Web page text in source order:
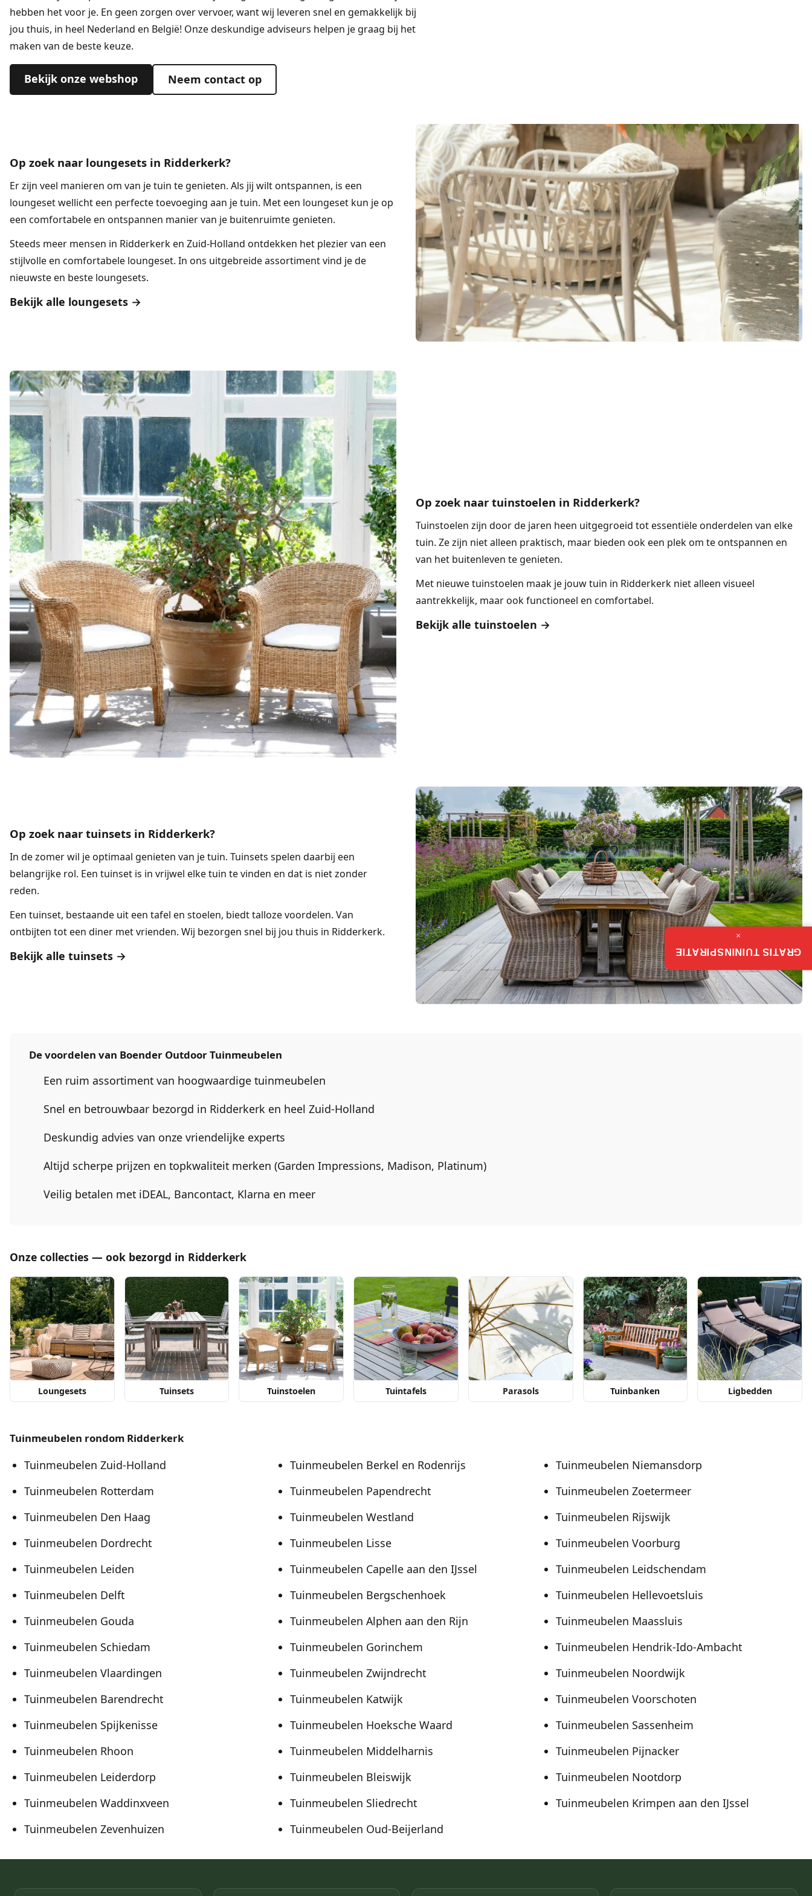
hebben het voor je. En geen zorgen over vervoer, want wij leveren snel en gemakkelijk bij
jou thuis, in heel Nederland en België! Onze deskundige adviseurs helpen je graag bij het
maken van de beste keuze.
Bekijk onze webshop Neem contact op
Op zoek naar loungesets in Ridderkerk?
Er zijn veel manieren om van je tuin te genieten. Als jij wilt ontspannen, is een
loungesetwellicht een perfecte toevoeging aan je tuin. Met een loungeset kun je op
een comfortabele en ontspannen manier van je buitenruimte genieten.
Steeds meer mensen in Ridderkerk en Zuid-Holland ontdekken het plezier van een
stijlvolle en comfortabele loungeset. In ons uitgebreide assortiment vind je de
nieuwste en beste loungesets.
Bekijk alle loungesets →
Op zoek naar tuinstoelen in Ridderkerk?
Tuinstoelen zijn door de jaren heen uitgegroeid tot essentiële onderdelen van elke
tuin. Ze zijn niet alleen praktisch, maar bieden ook een plek om te ontspannen en
van het buitenleven te genieten.
Met nieuwe tuinstoelen maak je jouw tuin in Ridderkerk niet alleen visueel
aantrekkelijk, maar ook functioneel en comfortabel.
Bekijk alle tuinstoelen →
Op zoek naar tuinsets in Ridderkerk?
In de zomer wil je optimaal genieten van je tuin. Tuinsets spelen daarbij een
belangrijke rol. Een tuinset is in vrijwel elke tuin te vinden en dat is niet zonder
reden.
Een tuinset, bestaande uit een tafel en stoelen, biedt talloze voordelen. Van
ontbijten tot een diner met vrienden. Wij bezorgen snel bij jou thuis in Ridderkerk.
Bekijk alle tuinsets →
De voordelen van Boender Outdoor Tuinmeubelen
Een ruim assortiment van hoogwaardige tuinmeubelen
Snel en betrouwbaar bezorgd in Ridderkerk en heel Zuid-Holland
Deskundig advies van onze vriendelijke experts
Altijd scherpe prijzen en topkwaliteit merken (Garden Impressions, Madison, Platinum)
Veilig betalen met iDEAL, Bancontact, Klarna en meer
Onze collecties — ook bezorgd in Ridderkerk
Loungesets Tuinsets Tuinstoelen Tuintafels Parasols Tuinbanken Ligbedden
Tuinmeubelen rondom Ridderkerk
Tuinmeubelen Zuid-Holland
Tuinmeubelen Rotterdam
Tuinmeubelen Den Haag
Tuinmeubelen Dordrecht
Tuinmeubelen Leiden
Tuinmeubelen Delft
Tuinmeubelen Gouda
Tuinmeubelen Schiedam
Tuinmeubelen Vlaardingen
Tuinmeubelen Barendrecht
Tuinmeubelen Spijkenisse
Tuinmeubelen Rhoon
Tuinmeubelen Leiderdorp
Tuinmeubelen Waddinxveen
Tuinmeubelen Zevenhuizen
Tuinmeubelen Berkel en Rodenrijs
Tuinmeubelen Papendrecht
Tuinmeubelen Westland
Tuinmeubelen Lisse
Tuinmeubelen Capelle aan den IJssel
Tuinmeubelen Bergschenhoek
Tuinmeubelen Alphen aan den Rijn
Tuinmeubelen Gorinchem
Tuinmeubelen Zwijndrecht
Tuinmeubelen Katwijk
Tuinmeubelen Hoeksche Waard
Tuinmeubelen Middelharnis
Tuinmeubelen Bleiswijk
Tuinmeubelen Sliedrecht
Tuinmeubelen Oud-Beijerland
Tuinmeubelen Niemansdorp
Tuinmeubelen Zoetermeer
Tuinmeubelen Rijswijk
Tuinmeubelen Voorburg
Tuinmeubelen Leidschendam
Tuinmeubelen Hellevoetsluis
Tuinmeubelen Maassluis
Tuinmeubelen Hendrik-Ido-Ambacht
Tuinmeubelen Noordwijk
Tuinmeubelen Voorschoten
Tuinmeubelen Sassenheim
Tuinmeubelen Pijnacker
Tuinmeubelen Nootdorp
Tuinmeubelen Krimpen aan den IJssel
GRATIS TUININSPIRATIE
×